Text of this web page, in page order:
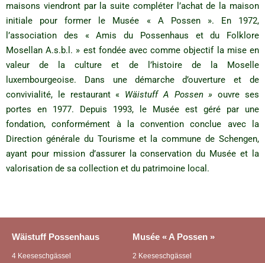
maisons viendront par la suite compléter l’achat de la maison
initiale pour former le Musée « A Possen ». En 1972,
l’association des « Amis du Possenhaus et du Folklore
Mosellan A.s.b.l. » est fondée avec comme objectif la mise en
valeur de la culture et de l’histoire de la Moselle
luxembourgeoise. Dans une démarche d’ouverture et de
convivialité, le restaurant « Wäistuff A Possen » ouvre ses
portes en 1977. Depuis 1993, le Musée est géré par une
fondation, conformément à la convention conclue avec la
Direction générale du Tourisme et la commune de Schengen,
ayant pour mission d’assurer la conservation du Musée et la
valorisation de sa collection et du patrimoine local.
Wäistuff Possenhaus
4 Keeseschgässel
Musée « A Possen »
2 Keeseschgässel